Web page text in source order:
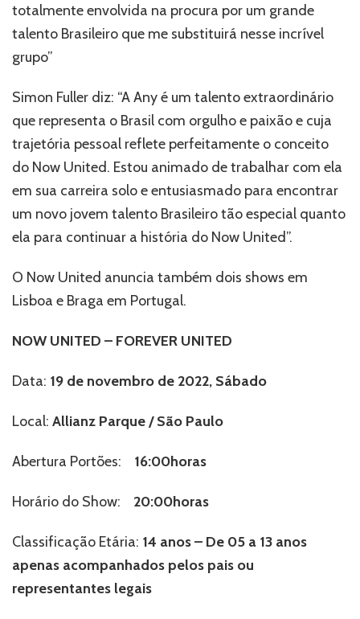
totalmente envolvida na procura por um grande
talento Brasileiro que me substituirá nesse incrível
grupo”
Simon Fuller diz: “A Any é um talento extraordinário
que representa o Brasil com orgulho e paixão e cuja
trajetória pessoal reflete perfeitamente o conceito
do Now United. Estou animado de trabalhar com ela
em sua carreira solo e entusiasmado para encontrar
um novo jovem talento Brasileiro tão especial quanto
ela para continuar a história do Now United”.
O Now United anuncia também dois shows em
Lisboa e Braga em Portugal.
NOW UNITED – FOREVER UNITED
Data: 19 de novembro de 2022, Sábado
Local: Allianz Parque / São Paulo
Abertura Portões: 16:00horas
Horário do Show: 20:00horas
Classificação Etária: 14 anos – De 05 a 13 anos
apenas acompanhados pelos pais ou
representantes legais